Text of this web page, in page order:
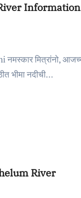
River Information
भीमा नदीची…
Jhelum River